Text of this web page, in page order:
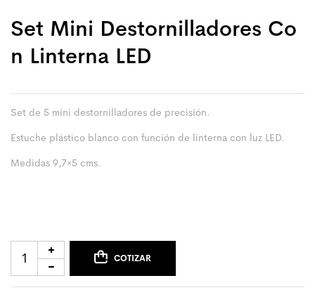
Set Mini Destornilladores Co
N Linterna LED
Set de 5 mini destornilladores de precisión.
Estuche plástico blanco con función de linterna con luz LED.
Medidas 9,7×5 cms.
COTIZAR